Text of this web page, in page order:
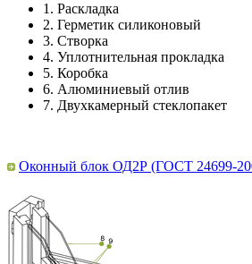
1. Раскладка
2. Герметик силиконовый
3. Створка
4. Уплотнительная прокладка
5. Коробка
6. Алюминиевый отлив
7. Двухкамерный стеклопакет
Оконный блок ОД2Р (ГОСТ 24699-